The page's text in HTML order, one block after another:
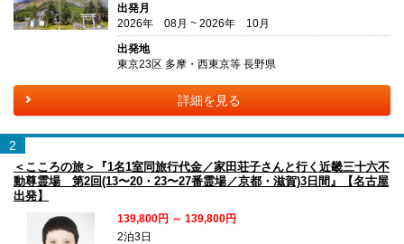
出発月
2026年 08月 ~ 2026年 10月
出発地
東京23区 多摩・西東京等 長野県
詳細を見る
2
＜こころの旅＞『1名1室同旅行代金／家田荘子さんと行く近畿三十六不
動尊霊場 第2回(13〜20・23〜27番霊場／京都・滋賀)3日間』【名古屋
出発】
139,800円 ～ 139,800円
2泊3日